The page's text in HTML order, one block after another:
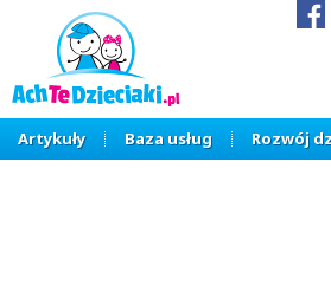
Artykuły Baza usług Rozwój